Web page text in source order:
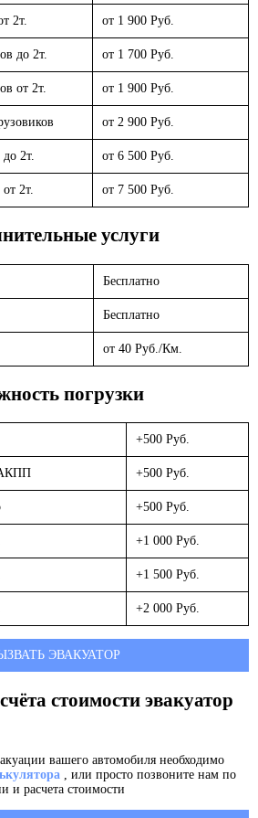
2т. от 1 900 Руб.
до 2т. от 1 700 Руб.
от 2т. от 1 900 Руб.
от 2 900 Руб.
2т. от 6 500 Руб.
2т. от 7 500 Руб.
услуги
Бесплатно
Бесплатно
от 40 Руб./Км.
погрузки
+500 Руб.
+500 Руб.
+500 Руб.
+1 000 Руб.
+1 500 Руб.
+2 000 Руб.
ЭВАКУАТОР
стоимости эвакуатор
вашего автомобиля необходимо
, или просто позвоните нам по
и расчета стоимости